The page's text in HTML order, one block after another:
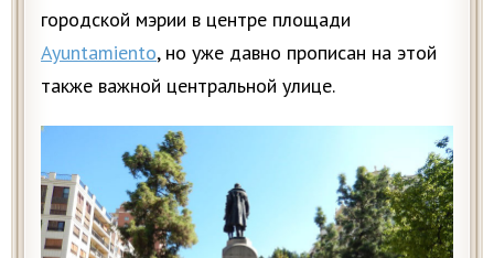
городской мэрии в центре площади
Ayuntamiento, но уже давно прописан на этой
также важной центральной улице.